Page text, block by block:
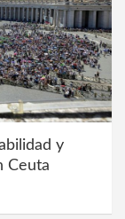
y
Ceuta